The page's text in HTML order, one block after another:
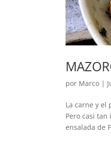
por Marco |
La carne y el
Pero casi
ensalada de